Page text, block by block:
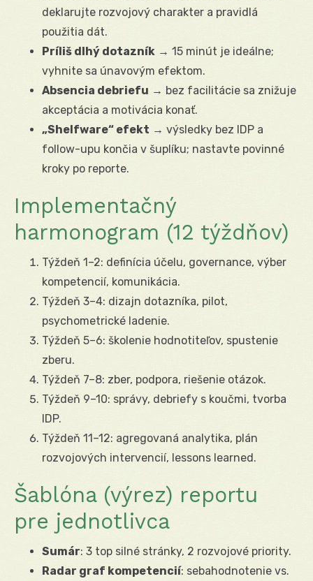
deklarujte rozvojový charakter a pravidlá
použitia dát.
Príliš dlhý dotazník → 15 minút je ideálne;
vyhnite sa únavovým efektom.
Absencia debriefu → bez facilitácie sa znižuje
akceptácia a motivácia konať.
„Shelfware“ efekt → výsledky bez IDP a
follow-upu končia v šuplíku; nastavte povinné
kroky po reporte.
Implementačný
harmonogram (12 týždňov)
Týždeň 1–2: definícia účelu, governance, výber
kompetencií, komunikácia.
Týždeň 3–4: dizajn dotazníka, pilot,
psychometrické ladenie.
Týždeň 5–6: školenie hodnotiteľov, spustenie
zberu.
Týždeň 7–8: zber, podpora, riešenie otázok.
Týždeň 9–10: správy, debriefy s koučmi, tvorba
IDP.
Týždeň 11–12: agregovaná analytika, plán
rozvojových intervencií, lessons learned.
Šablóna (výrez) reportu
pre jednotlivca
Sumár: 3 top silné stránky, 2 rozvojové priority.
Radar graf kompetencií: sebahodnotenie vs.